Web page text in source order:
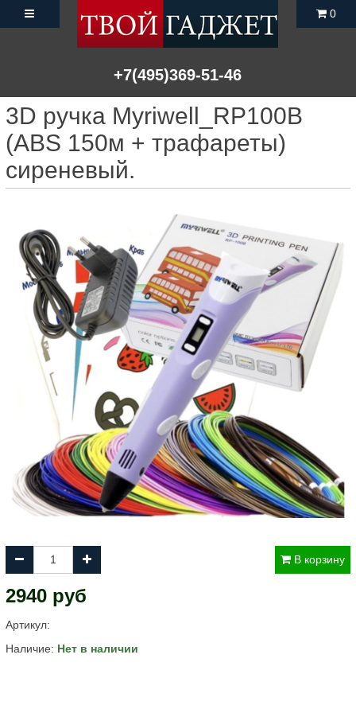
+7(495)369-51-46
0
3D ручка Myriwell_RP100B
(ABS 150м + трафареты)
сиреневый.
В корзину
2940 руб
Артикул:
Наличие: Нет в наличии